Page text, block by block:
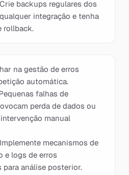
backups regulares dos
integração e tenha
rollback.
na gestão de erros
automática.
falhas de
perda de dados ou
manual
mecanismos de
e logs de erros
para análise posterior.